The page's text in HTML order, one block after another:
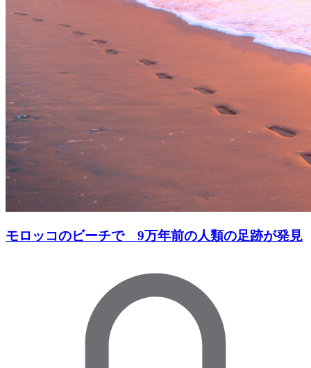
モロッコのビーチで 9万年前の人類の足跡が発見